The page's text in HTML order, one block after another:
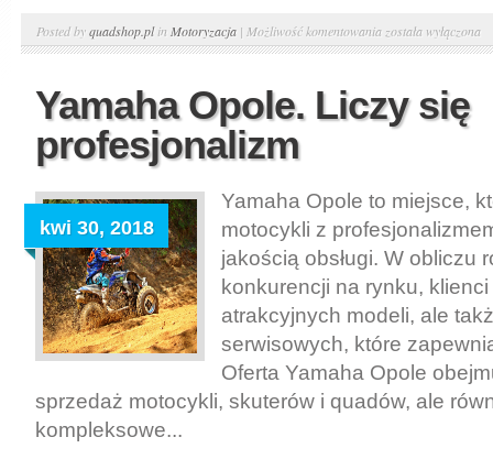
Posted byquadshop.plin Motoryzacja | Możliwość komentowania V2
Opole
yamaha
została wyłączona
Yamaha Opole. Liczy się
profesjonalizm
kwi 30, 2018
Yamaha Opole to miejsce,
motocykli z
jakością obsługi. W obliczu
konkurencji na rynku,
atrakcyjnych modeli, ale
serwisowych, które
Oferta Yamaha Opole
sprzedaż motocykli, skuterów i quadów, ale
kompleksowe...